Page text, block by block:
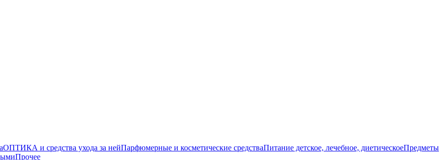
ОПТИКА и средства ухода за нейПарфюмерные и косметические средстваПитание детское, лечебное, диетическоеПредметы
Прочее